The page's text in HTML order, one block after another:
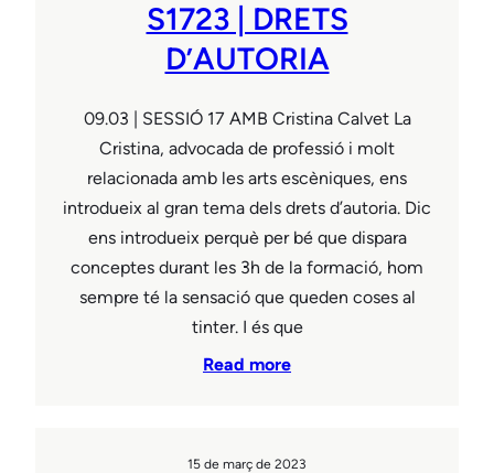
S1723 | DRETS
D’AUTORIA
09.03 | SESSIÓ 17 AMB Cristina Calvet La
Cristina, advocada de professió i molt
relacionada amb les arts escèniques, ens
introdueix al gran tema dels drets d’autoria. Dic
ens introdueix perquè per bé que dispara
conceptes durant les 3h de la formació, hom
sempre té la sensació que queden coses al
tinter. I és que
Read more
15 de març de 2023